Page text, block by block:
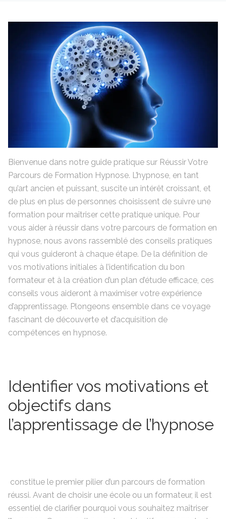
Bienvenue dans notre guide pratique sur Réussir Votre
Parcours de Formation Hypnose. L’hypnose, en tant
qu’art ancien et puissant, suscite un intérêt croissant, et
de plus en plus de personnes choisissent de suivre une
formation pour maîtriser cette pratique unique. Pour
vous aider à réussir dans votre parcours de formation en
hypnose, nous avons rassemblé des conseils pratiques
qui vous guideront à chaque étape. De la définition de
vos motivations initiales à l’identification du bon
formateur et à la création d’un plan d’étude efficace, ces
conseils vous aideront à maximiser votre expérience
d’apprentissage. Plongeons ensemble dans ce voyage
fascinant de découverte et d’acquisition de
compétences en hypnose.
Identifier vos motivations et
objectifs dans
l’apprentissage de l’hypnose
constitue le premier pilier d’un parcours de formation
réussi. Avant de choisir une école ou un formateur, il est
essentiel de clarifier pourquoi vous souhaitez maîtriser